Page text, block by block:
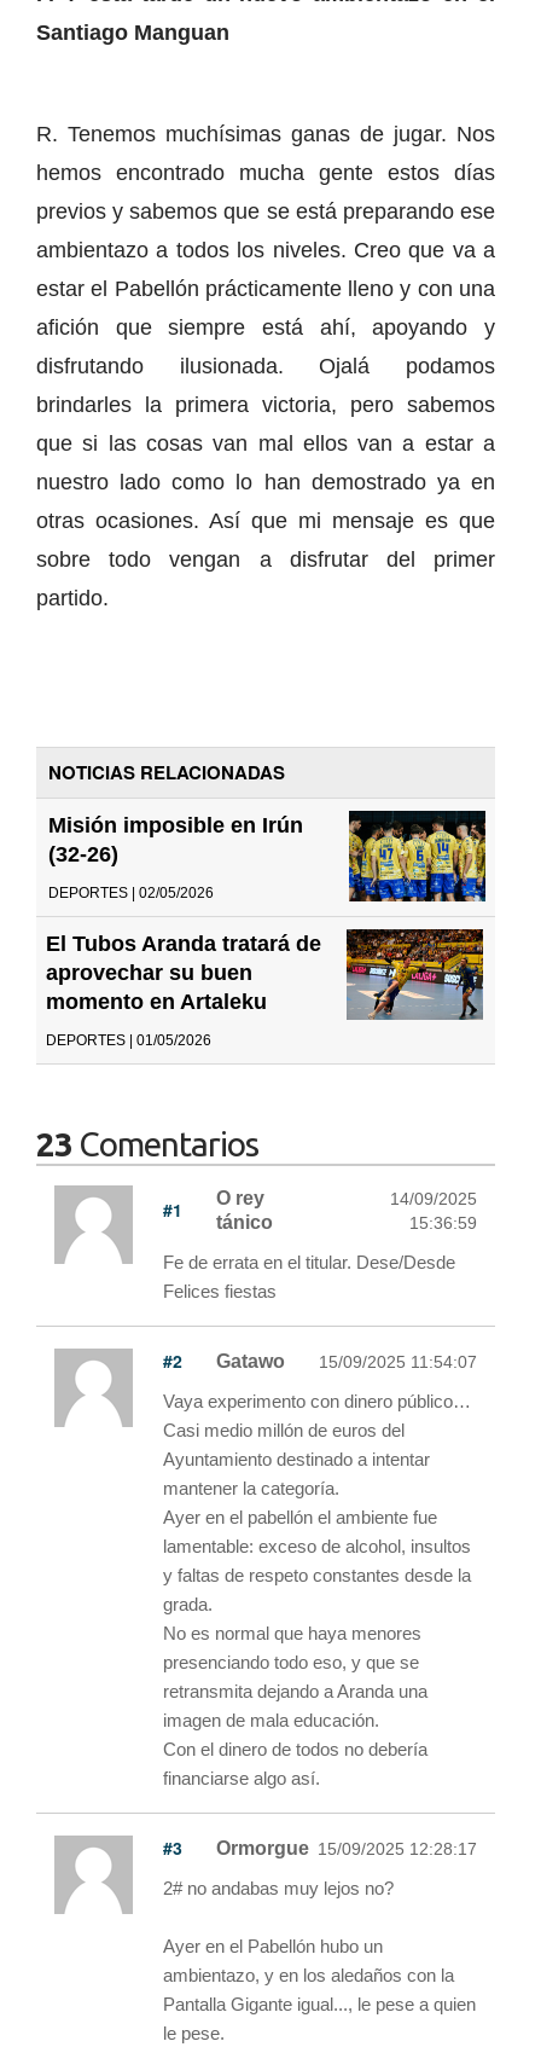
Santiago Manguan
R. Tenemos muchísimas ganas de jugar. Nos
hemos encontrado mucha gente estos días
previos y sabemos que se está preparando ese
ambientazo a todos los niveles. Creo que va a
estar el Pabellón prácticamente lleno y con una
afición que siempre está ahí, apoyando y
disfrutando ilusionada. Ojalá podamos
brindarles la primera victoria, pero sabemos
que si las cosas van mal ellos van a estar a
nuestro lado como lo han demostrado ya en
otras ocasiones. Así que mi mensaje es que
sobre todo vengan a disfrutar del primer
partido.
NOTICIAS RELACIONADAS
Misión imposible en Irún
(32-26)
DEPORTES | 02/05/2026
El Tubos Aranda tratará de
aprovechar su buen
momento en Artaleku
DEPORTES | 01/05/2026
23 Comentarios
#1
O rey
tánico
14/09/2025
15:36:59
Fe de errata en el titular. Dese/Desde
Felices fiestas
#2 Gatawo 15/09/2025 11:54:07
Vaya experimento con dinero público…
Casi medio millón de euros del
Ayuntamiento destinado a intentar
mantener la categoría.
Ayer en el pabellón el ambiente fue
lamentable: exceso de alcohol, insultos
y faltas de respeto constantes desde la
grada.
No es normal que haya menores
presenciando todo eso, y que se
retransmita dejando a Aranda una
imagen de mala educación.
Con el dinero de todos no debería
financiarse algo así.
#3 Ormorgue 15/09/2025 12:28:17
2# no andabas muy lejos no?
Ayer en el Pabellón hubo un
ambientazo, y en los aledaños con la
Pantalla Gigante igual..., le pese a quien
le pese.